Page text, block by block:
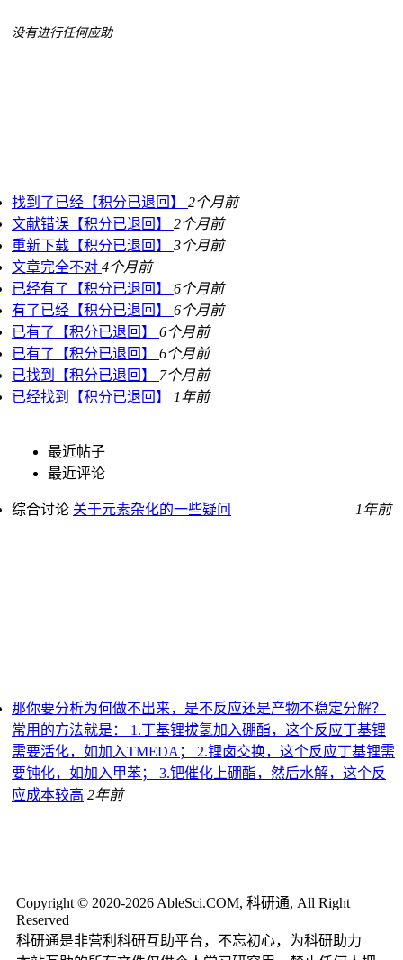
没有进行任何应助
找到了已经【积分已退回】 2个月前
文献错误【积分已退回】 2个月前
重新下载【积分已退回】 3个月前
文章完全不对 4个月前
已经有了【积分已退回】 6个月前
有了已经【积分已退回】 6个月前
已有了【积分已退回】 6个月前
已有了【积分已退回】 6个月前
已找到【积分已退回】 7个月前
已经找到【积分已退回】
1年前
最近帖子
最近评论
综合讨论 关于元素杂化的一些疑问 1年前
那你要分析为何做不出来，是不反应还是产物不稳定分解？
常用的方法就是： 1.丁基锂拔氢加入硼酯，这个反应丁基锂
需要活化，如加入TMEDA； 2.锂卤交换，这个反应丁基锂需
要钝化，如加入甲苯； 3.钯催化上硼酯，然后水解，这个反
应成本较高 2年前
Copyright © 2020-2026 AbleSci.COM, 科研通, All Right
Reserved
科研通是非营利科研互助平台，不忘初心，为科研助力